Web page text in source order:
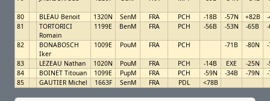
80 BLEAU Benoit 1320N SenM FRA PCH -18B -57N +82B
81
TORTORICI
Romain
1199E BenM FRA PCH -56B -53N -65B
82
BONABOSCH
Iker
1009E PouM FRA PCH -71B -80N
83 LEZEAU Nathan 1020N PouM FRA PCH -14B EXE -25N
84
BOINET Titouan 1099E PupM FRA PCH -59N -34B -79N
85
GAUTIER Michel 1663F SenM FRA PDL <78B